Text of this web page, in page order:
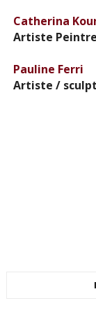
Catherina
Artiste Peintre
Pauline Ferri
Artiste /